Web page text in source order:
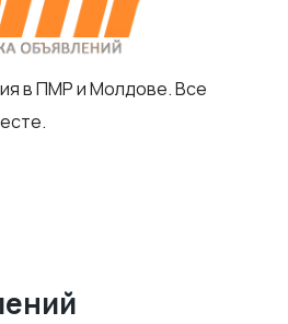
в ПМР и Молдове. Все